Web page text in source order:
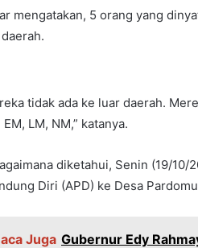
mengatakan, 5 orang yang
tidak ada ke luar daerah.
EM, LM, NM,” katanya.
diketahui, Senin (19/
Diri (APD) ke Desa
Juga Gubernur Edy